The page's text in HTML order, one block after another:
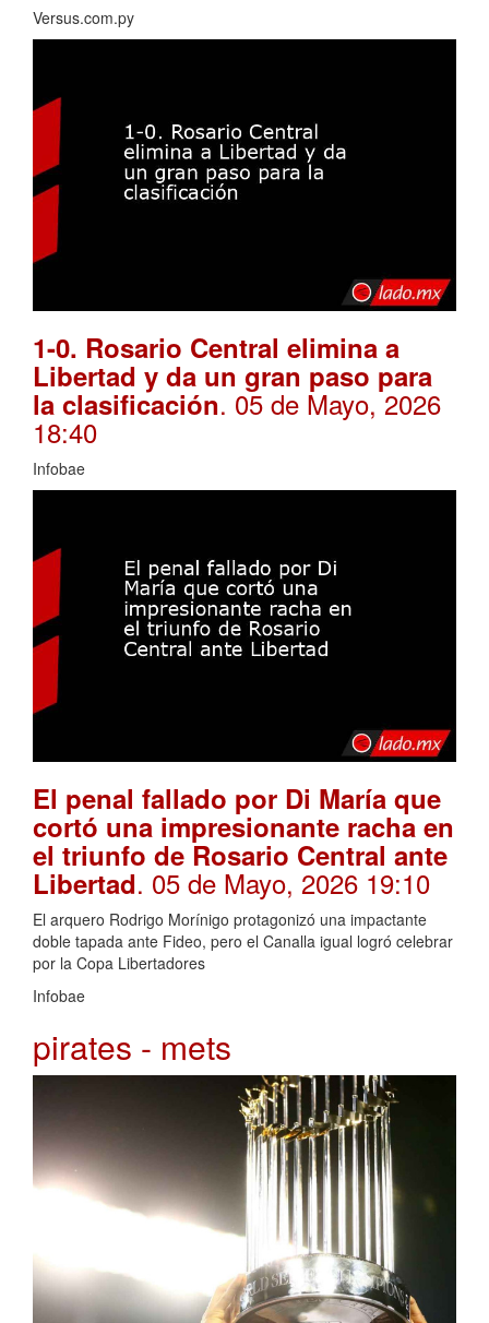
Versus.com.py
1-0. Rosario Central elimina a
Libertad y da un gran paso para
la clasificación. 05 de Mayo, 2026
18:40
Infobae
El penal fallado por Di María que
cortó una impresionante racha en
el triunfo de Rosario Central ante
Libertad. 05 de Mayo, 2026 19:10
El arquero Rodrigo Morínigo protagonizó una impactante
doble tapada ante Fideo, pero el Canalla igual logró celebrar
por la Copa Libertadores
Infobae
pirates - mets